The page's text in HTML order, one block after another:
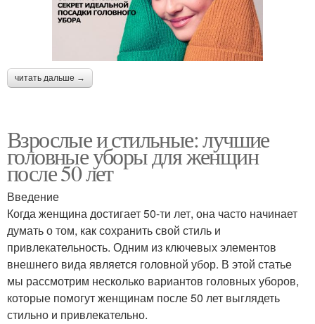
читать дальше →
Взрослые и стильные: лучшие
головные уборы для женщин
после 50 лет
Введение
Когда женщина достигает 50-ти лет, она часто начинает
думать о том, как сохранить свой стиль и
привлекательность. Одним из ключевых элементов
внешнего вида является головной убор. В этой статье
мы рассмотрим несколько вариантов головных уборов,
которые помогут женщинам после 50 лет выглядеть
стильно и привлекательно.